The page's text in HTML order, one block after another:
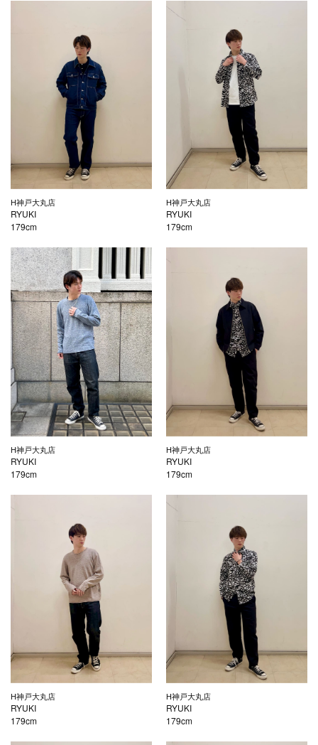
H神戸大丸店
RYUKI
179cm
H神戸大丸店
RYUKI
179cm
H神戸大丸店
RYUKI
179cm
H神戸大丸店
RYUKI
179cm
H神戸大丸店
RYUKI
179cm
H神戸大丸店
RYUKI
179cm